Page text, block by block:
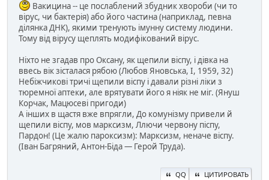
Вакицина -- це послаблений збудник хвороби (чи то
вірус, чи бактерія) або його частина (наприклад, певна
ділянка ДНК), якими тренують імунну систему людини.
Тому від вірусу щеплять модифікований вірус.
Ніхто не згадав про Оксану, як щепили віспу, і дівка на
ввесь вік зісталася рябою (Любов Яновська, I, 1959, 32)
Небіжчикові тричі щепили віспу і давали різні ліки з
тюремної аптеки, але врятувати його я ніяк не міг. (Януш
Корчак, Мацюсеві пригоди)
А інших в щастя вже впрягли, До комунізму привели й
щепили віспу, мов марксизм, Ллючи червону пiспу,
Пардон! (Це жалю пароксизм): Марксизм, неначе віспу.
(Іван Багряний, Антон-Біда — Герой Труда).
QQ ЦИТИРОВАТЬ